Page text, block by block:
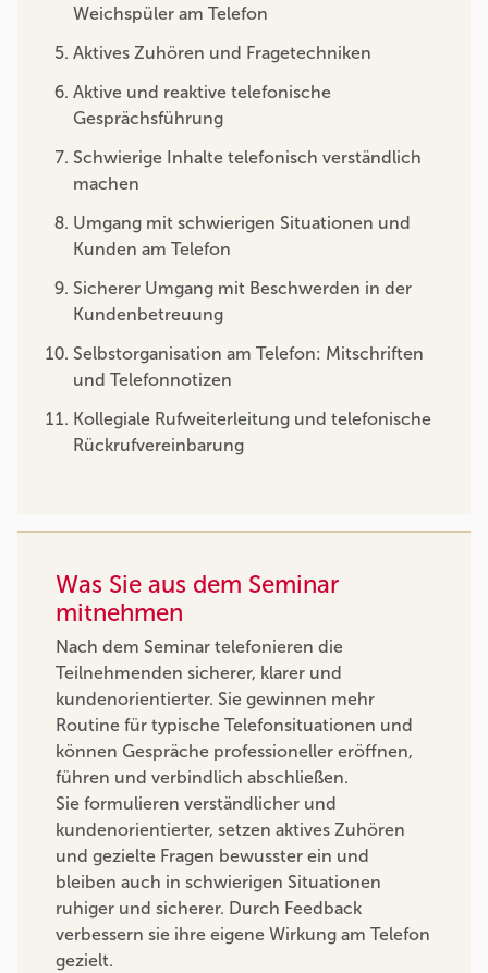
Weichspüler am Telefon
Aktives Zuhören und Fragetechniken
Aktive und reaktive telefonische
Gesprächsführung
Schwierige Inhalte telefonisch verständlich
machen
Umgang mit schwierigen Situationen und
Kunden am Telefon
Sicherer Umgang mit Beschwerden in der
Kundenbetreuung
Selbstorganisation am Telefon: Mitschriften
und Telefonnotizen
Kollegiale Rufweiterleitung und telefonische
Rückrufvereinbarung
Was Sie aus dem Seminar
mitnehmen
Nach dem Seminar telefonieren die
Teilnehmenden sicherer, klarer und
kundenorientierter. Sie gewinnen mehr
Routine für typische Telefonsituationen und
können Gespräche professioneller eröffnen,
führen und verbindlich abschließen.
Sie formulieren verständlicher und
kundenorientierter, setzen aktives Zuhören
und gezielte Fragen bewusster ein und
bleiben auch in schwierigen Situationen
ruhiger und sicherer. Durch Feedback
verbessern sie ihre eigene Wirkung am Telefon
gezielt.